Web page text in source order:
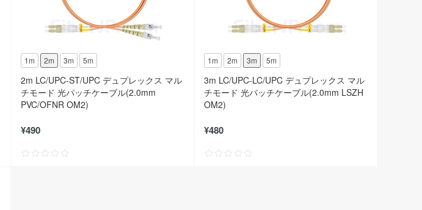
1m 2m 3m 5m
2m LC/UPC-ST/UPC デュプレックス マル
チモード 光パッチケーブル(2.0mm
PVC/OFNR OM2)
¥490
1m 2m 3m 5m
3m LC/UPC-LC/UPC デュプレックス マル
チモード 光パッチケーブル(2.0mm LSZH
OM2)
¥480